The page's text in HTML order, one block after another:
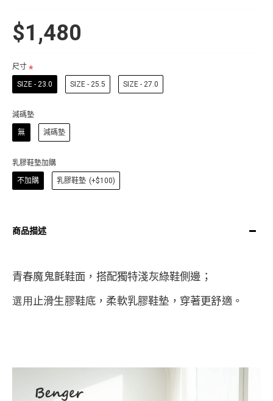
$1,480
尺寸
SIZE - 23.0 SIZE - 25.5 SIZE - 27.0
減碼墊
無 減碼墊
乳膠鞋墊加購
不加購 乳膠鞋墊 (+$100)
商品描述
青春魔鬼氈鞋面，搭配獨特淺灰綠鞋側邊；
選用止滑生膠鞋底， 柔軟乳膠鞋墊， 穿著更舒適。